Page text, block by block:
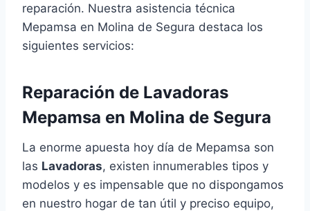
reparación. Nuestra asistencia técnica
Mepamsa en Molina de Segura destaca los
siguientes servicios:
Reparación de Lavadoras
Mepamsa en Molina de Segura
La enorme apuesta hoy día de Mepamsa son
las Lavadoras, existen innumerables tipos y
modelos y es impensable que no dispongamos
en nuestro hogar de tan útil y preciso equipo,